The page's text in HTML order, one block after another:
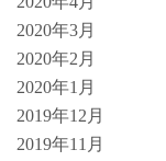
2020年3月
2020年2月
2020年1月
2019年12月
2019年11月